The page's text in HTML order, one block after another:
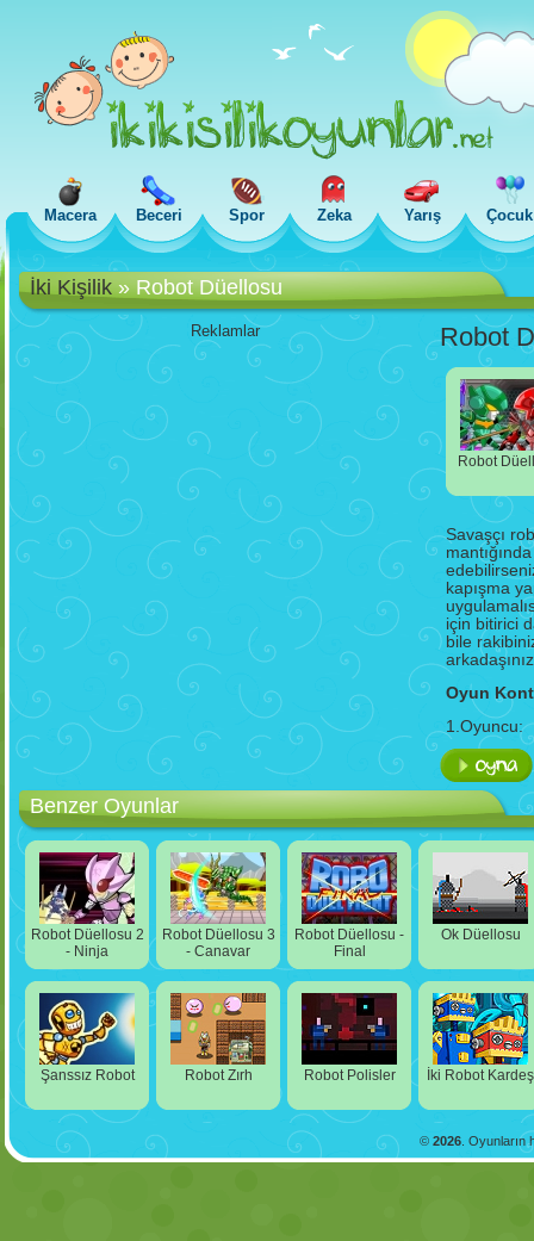
Macera Beceri Spor Zeka Yarış Çocuk
İki Kişilik»Robot Düellosu
Reklamlar Robot
Robot
Savaşçı
kapışma
için bitirici
bile
Oyun
1.Oyuncu:
Vuruş: "Z"
2.Oyuncu:
Vuruş: "3"
Benzer Oyunlar
Robot Düellosu 2
- Ninja
Robot Düellosu 3
- Canavar
Robot Düellosu -
Final
Ok Düellosu
Şanssız Robot Robot Zırh Robot Polisler İki Robot Kardeş
© 2026 .